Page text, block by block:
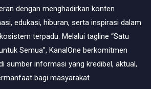
dengan menghadirkan konten
edukasi, hiburan, serta inspirasi dalam
terpadu. Melalui tagline “Satu
Semua”, KanalOne berkomitmen
sumber informasi yang kredibel, aktual,
bagi masyarakat